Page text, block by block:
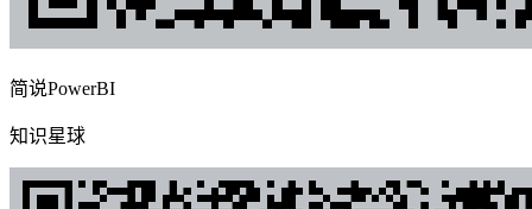
简说PowerBI
知识星球